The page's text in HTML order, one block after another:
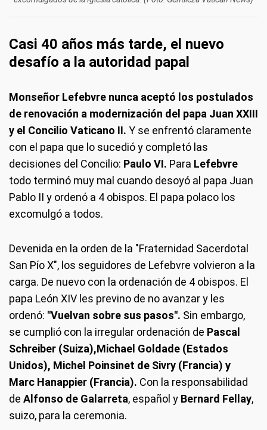
Casi 40 años más tarde, el nuevo
desafío a la autoridad papal
Monseñor Lefebvre nunca aceptó los postulados
de renovación a modernización del papa Juan XXIII
y el Concilio Vaticano II. Y se enfrentó claramente
con el papa que lo sucedió y completó las
decisiones del Concilio: Paulo VI. Para Lefebvre
todo terminó muy mal cuando desoyó al papa Juan
Pablo II y ordenó a 4 obispos. El papa polaco los
excomulgó a todos.
Devenida en la orden de la "Fraternidad Sacerdotal
San Pío X", los seguidores de Lefebvre volvieron a la
carga. De nuevo con la ordenación de 4 obispos. El
papa León XIV les previno de no avanzar y les
ordenó: "Vuelvan sobre sus pasos". Sin embargo,
se cumplió con la irregular ordenación de Pascal
Schreiber (Suiza),Michael Goldade (Estados
Unidos), Michel Poinsinet de Sivry (Francia) y
Marc Hanappier (Francia). Con la responsabilidad
de Alfonso de Galarreta, español y Bernard Fellay,
suizo, para la ceremonia.